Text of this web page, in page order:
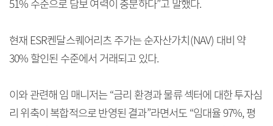
51% 수준으로 담보 여력이 충분하다”고 말했다.
현재 ESR켄달스퀘어리츠 주가는 순자산가치(NAV) 대비 약
30% 할인된 수준에서 거래되고 있다.
이와 관련해 임 매니저는 “금리 환경과 물류 섹터에 대한 투자심
리 위축이 복합적으로 반영된 결과”라면서도 “임대율 97%, 평